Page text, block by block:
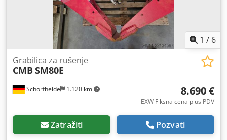
do 20 tona. Adapter za sve modele bagera na zahtev.
Szolmet Kft od 1998. Govorimo mađarski, engleski, nemački
i italijanski. Kontaktirajte nas za više tehničkih detalja,
fotografija i video zapisa.
1 / 6
Schorfheide 1.120 km
Grabilica za rušenje
CMB SM80E
8.690 €
EXW Fiksna cena plus PDV
Zatražiti Pozvati